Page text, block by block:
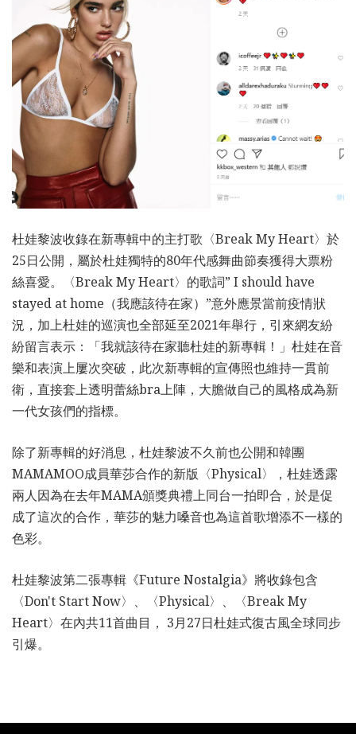
杜娃黎波收錄在新專輯中的主打歌〈Break My Heart〉於
25日公開，屬於杜娃獨特的80年代感舞曲節奏獲得大票粉
絲喜愛。〈Break My Heart〉的歌詞” I should have
stayed at home（我應該待在家）”意外應景當前疫情狀
況，加上杜娃的巡演也全部延至2021年舉行，引來網友紛
紛留言表示：「我就該待在家聽杜娃的新專輯！」杜娃在音
樂和表演上屢次突破，此次新專輯的宣傳照也維持一貫前
衛，直接套上透明蕾絲bra上陣，大膽做自己的風格成為新
一代女孩們的指標。
除了新專輯的好消息，杜娃黎波不久前也公開和韓團
MAMAMOO成員華莎合作的新版〈Physical〉，杜娃透露
兩人因為在去年MAMA頒獎典禮上同台一拍即合，於是促
成了這次的合作，華莎的魅力嗓音也為這首歌增添不一樣的
色彩。
杜娃黎波第二張專輯《Future Nostalgia》將收錄包含
〈Don't Start Now〉、〈Physical〉、〈Break My
Heart〉在內共11首曲目， 3月27日杜娃式復古風全球同步
引爆。